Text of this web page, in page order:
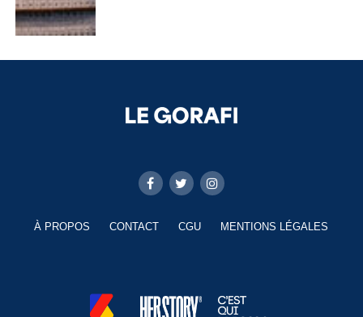
À PROPOS CONTACT CGU MENTIONS LÉGALES